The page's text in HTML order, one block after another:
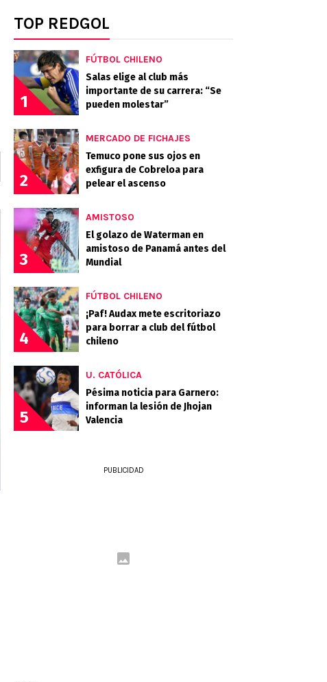
TOP REDGOL
1
FÚTBOL CHILENO
Salas elige al club más
importante de su carrera: “Se
pueden molestar”
2
MERCADO DE FICHAJES
Temuco pone sus ojos en
exfigura de Cobreloa para
pelear el ascenso
3
AMISTOSO
El golazo de Waterman en
amistoso de Panamá antes del
Mundial
4
FÚTBOL CHILENO
¡Paf! Audax mete escritoriazo
para borrar a club del fútbol
chileno
5
U. CATÓLICA
Pésima noticia para Garnero:
informan la lesión de Jhojan
Valencia
PUBLICIDAD